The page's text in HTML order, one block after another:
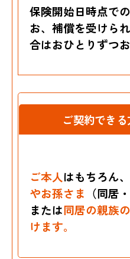
保険開始日時点で
お、補償を受けら
合はおひとりずつ
ご契約できる
ご本人はもちろん
やお孫さま （同居
または同居の親族
けます。